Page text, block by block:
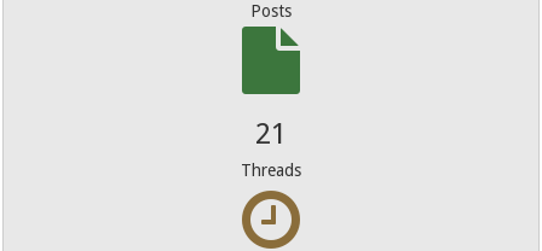
Posts
21
Threads